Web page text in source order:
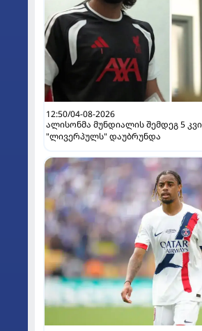
12:50/04-08-2026
ალისონმა მუნდიალის შემდეგ 5
"ლივერპულს" დაუბრუნდა